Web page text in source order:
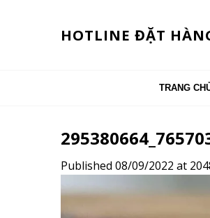
HOTLINE ĐẶT
TRANG
Published 08/09/2022 at